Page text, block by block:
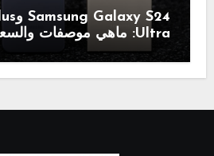
Ultra: ماهي موصفات والسعر والألوان؟